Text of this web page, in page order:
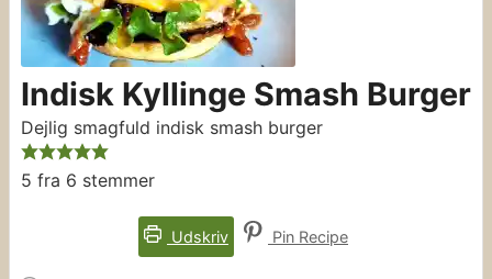
Indisk Kyllinge Smash Burger
Dejlig smagfuld indisk smash burger
5 fra 6 stemmer
Udskriv Pin Recipe